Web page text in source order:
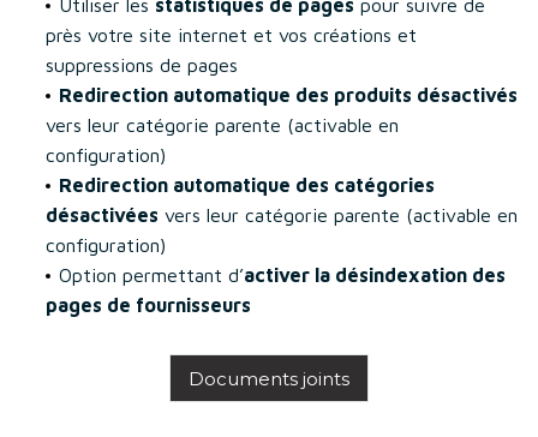
Utiliser les statistiques de pages pour suivre de
près votre site internet et vos créations et
suppressions de pages
Redirection automatique des produits désactivés
vers leur catégorie parente (activable en
configuration)
Redirection automatique des catégories
désactivées vers leur catégorie parente (activable en
configuration)
Option permettant d’activer la désindexation des
pages de fournisseurs
Documents joints